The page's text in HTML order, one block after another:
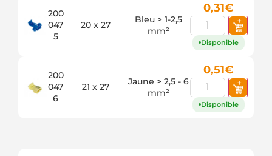
200
047
5
20 x 27
Bleu > 1-2,5
mm²
0,31€
Disponible
200
047
6
21 x 27
Jaune > 2,5 - 6
mm²
0,51€
Disponible